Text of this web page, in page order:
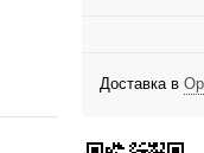
Доставка в